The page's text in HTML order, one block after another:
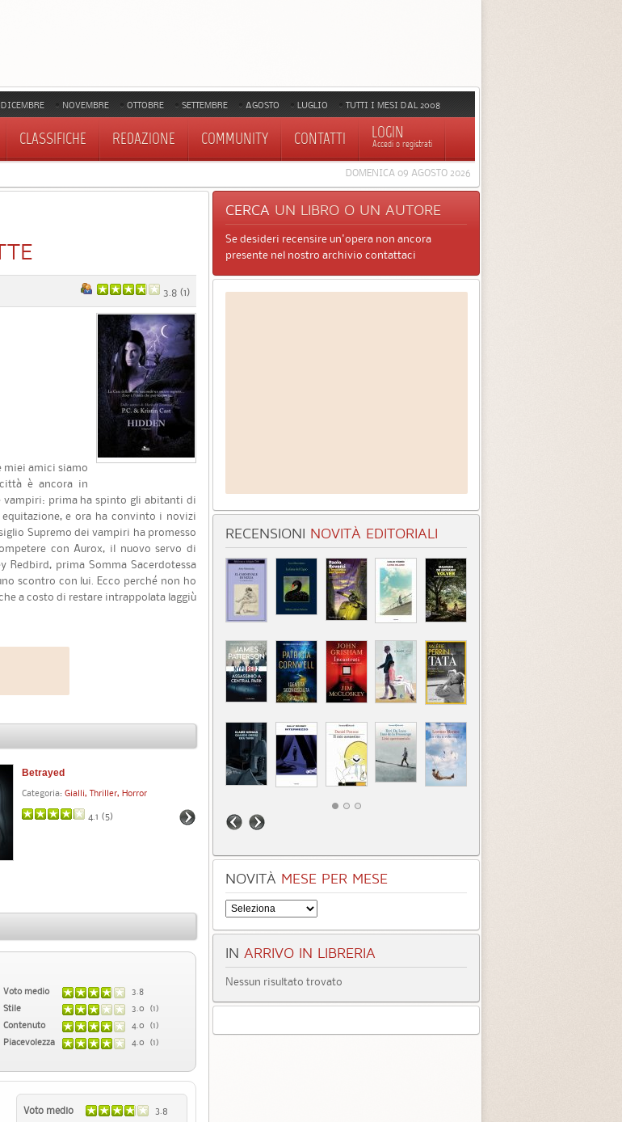
DICEMBRE NOVEMBRE OTTOBRE SETTEMBRE AGOSTO LUGLIO TUTTI I MESI DAL 2008
CLASSIFICHE REDAZIONE COMMUNITY CONTATTI LOGIN
Accedi o registrati
DOMENICA 09 AGOSTO 2026
3.8 (1)
miei amici siamo
è ancora in
vampiri: prima ha spinto gli abitanti di
e ora ha convinto i novizi
Supremo dei vampiri ha promesso
con Aurox, il nuovo servo di
Redbird, prima Somma Sacerdotessa
scontro con lui. Ecco perché non ho
a costo di restare intrappolata laggiù
Betrayed
Categoria: Gialli, Thriller, Horror
4.1 (5)
Untamed
Voto medio
3.8
Stile
3.0 (1)
Contenuto
4.0 (1)
Piacevolezza
4.0 (1)
Voto medio
3.8
CERCA UN LIBRO O UN AUTORE
Se desideri recensire un'opera non ancora
presente nel nostro archivio contattaci
RECENSIONI NOVITÀ EDITORIALI
NOVITÀ MESE PER MESE
IN ARRIVO IN LIBRERIA
Nessun risultato trovato